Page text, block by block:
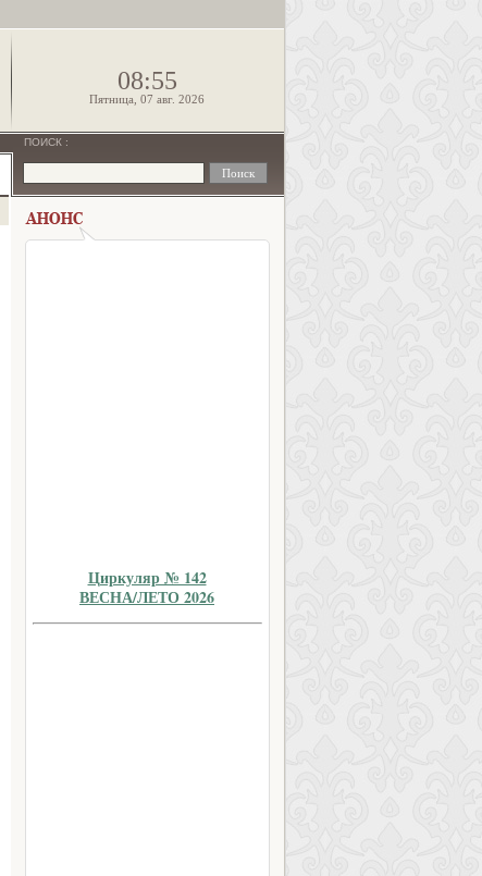
08:55
Пятница, 07 авг. 2026
ПОИСК :
Циркуляр № 142
ВЕСНА/ЛЕТО 2026